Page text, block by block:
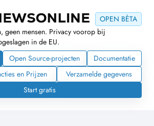
OPEN BÈTA
geen mensen. Privacy voorop bij
in de EU.
Open Source-projecten
Documentatie
en Prijzen
Verzamelde gegevens
Start gratis